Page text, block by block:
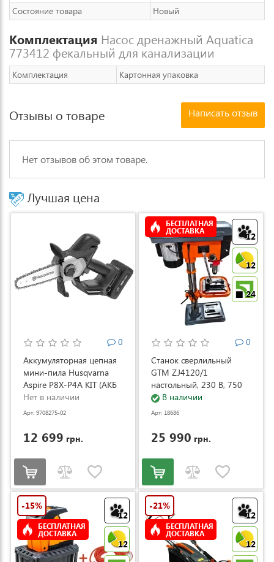
Состояние товара
Новый
Комплектация Насос дренажный Aquatica
773412 фекальный для канализации
Комплектация Картонная упаковка
Отзывы о товаре Написать отзыв
Нет отзывов об этом товаре.
Лучшая цена
0
Аккумуляторная цепная
мини-пила Husqvarna
Aspire P8X-P4A KIT (АКБ
и ЗУ) (9708275-02)
Нет в наличии
Арт: 9708275-02
12 699 грн.
12
12
24
БЕСПЛАТНАЯ
ДОСТАВКА
0
Станок сверлильный
GTM ZJ4120/1
настольный, 230 В, 750
Вт (ZJ4120/1)
В наличии
Арт: 18686
25 990 грн.
12
12
-15%
БЕСПЛАТНАЯ
ДОСТАВКА
12
12
-21%
БЕСПЛАТНАЯ
ДОСТАВКА